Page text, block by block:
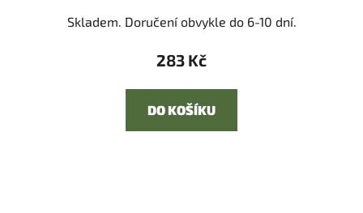
Skladem. Doručení obvykle do 6-10 dní.
283 Kč
DO KOŠÍKU